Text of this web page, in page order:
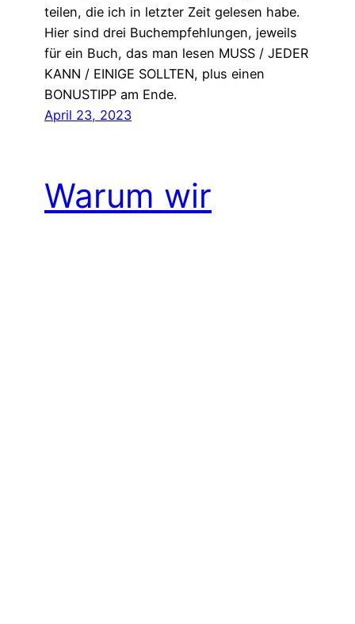
teilen, die ich in letzter Zeit gelesen habe.
Hier sind drei Buchempfehlungen, jeweils
für ein Buch, das man lesen MUSS / JEDER
KANN / EINIGE SOLLTEN, plus einen
BONUSTIPP am Ende.
April 23, 2023
Warum wir